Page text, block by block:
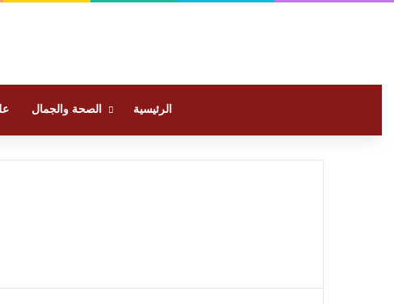
الرئيسية الصحة والجمال